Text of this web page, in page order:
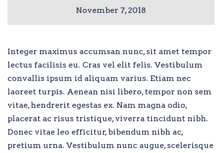
November 7, 2018
Integer maximus accumsan nunc, sit amet tempor
lectus facilisis eu. Cras vel elit felis. Vestibulum
convallis ipsum id aliquam varius. Etiam nec
laoreet turpis. Aenean nisi libero, tempor non sem
vitae, hendrerit egestas ex. Nam magna odio,
placerat ac risus tristique, viverra tincidunt nibh.
Donec vitae leo efficitur, bibendum nibh ac,
pretium urna. Vestibulum nunc augue, scelerisque